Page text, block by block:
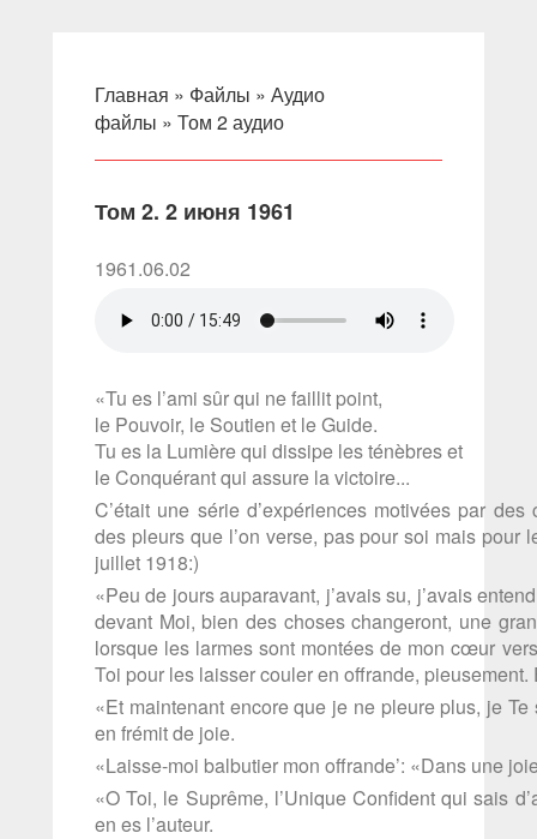
Главная » Файлы » Аудио
файлы » Том 2 аудио
Том 2. 2 июня 1961
1961.06.02
«Tu es l’ami sûr qui ne faillit point,
le Pouvoir, le Soutien et le Guide.
Tu es la Lumière qui dissipe les ténèbres et
le Conquérant qui assure la victoire...
C’était une série d’expériences motivées par
des pleurs que l’on verse, pas pour soi mais
juillet 1918:)
«Peu de jours auparavant, j’avais su, j’avais
devant Moi, bien des choses changeront, une
lorsque les larmes sont montées de mon cœur
Toi pour les laisser couler en offrande,
«Et maintenant encore que je ne pleure plus, je
en frémit de joie.
«Laisse-moi balbutier mon offrande’: «Dans une
«O Toi, le Suprême, l’Unique Confident qui sais
en es l’auteur.